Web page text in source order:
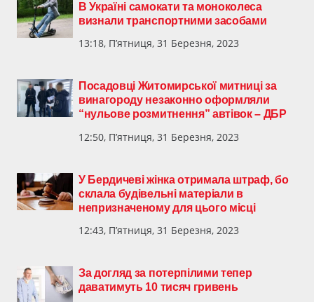
В Україні самокати та моноколеса
визнали транспортними засобами
13:18, П’ятниця, 31 Березня, 2023
Посадовці Житомирської митниці за
винагороду незаконно оформляли
“нульове розмитнення” автівок – ДБР
12:50, П’ятниця, 31 Березня, 2023
У Бердичеві жінка отримала штраф, бо
склала будівельні матеріали в
непризначеному для цього місці
12:43, П’ятниця, 31 Березня, 2023
За догляд за потерпілими тепер
даватимуть 10 тисяч гривень